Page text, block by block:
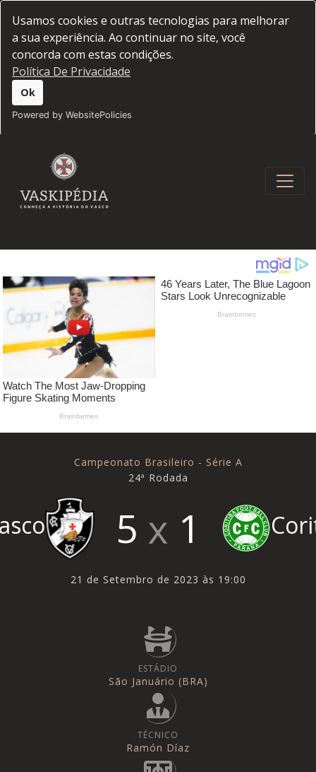
Usamos cookies e outras tecnologias para melhorar
a sua experiência. Ao continuar no site, você
concorda com estas condições.
Política De Privacidade
Ok
Powered by WebsitePolicies
Campeonato Brasileiro - Série A
24ª Rodada
5 1
21 de Setembro de 2023 às 19:00
ESTÁDIO
São Januário (BRA)
TÉCNICO
Ramón Díaz